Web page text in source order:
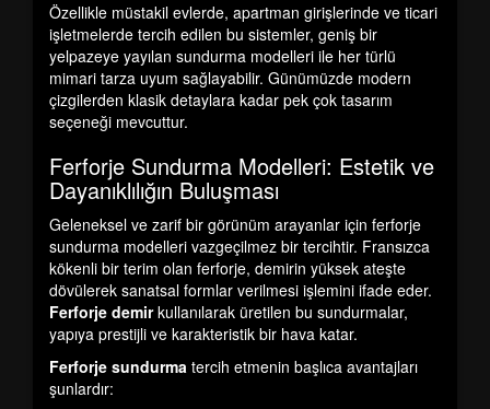
Özellikle müstakil evlerde, apartman girişlerinde ve ticari
işletmelerde tercih edilen bu sistemler, geniş bir
yelpazeye yayılan sundurma modelleri ile her türlü
mimari tarza uyum sağlayabilir. Günümüzde modern
çizgilerden klasik detaylara kadar pek çok tasarım
seçeneği mevcuttur.
Ferforje Sundurma Modelleri: Estetik ve
Dayanıklılığın Buluşması
Geleneksel ve zarif bir görünüm arayanlar için ferforje
sundurma modelleri vazgeçilmez bir tercihtir. Fransızca
kökenli bir terim olan ferforje, demirin yüksek ateşte
dövülerek sanatsal formlar verilmesi işlemini ifade eder.
Ferforje demirkullanılarak üretilen bu sundurmalar,
yapıya prestijli ve karakteristik bir hava katar.
Ferforje sundurma tercih etmenin başlıca avantajları
şunlardır: